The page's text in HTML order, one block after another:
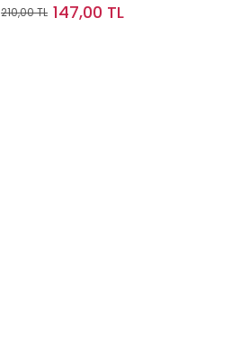
210,00 TL 147,00 TL